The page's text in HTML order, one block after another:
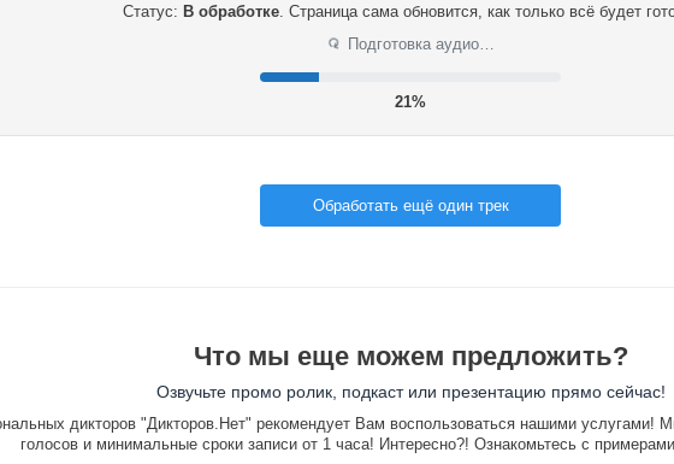
Статус: В обработке. Страница сама обновится, как только всё будет
⟳ Подготовка аудио…
21%
Обработать ещё один трек
Что мы еще можем предложить?
Озвучьте промо ролик, подкаст или презентацию прямо сейчас!
дикторов "Дикторов.Нет" рекомендует Вам воспользоваться нашими услугами!
голосов и минимальные сроки записи от 1 часа! Интересно?! Ознакомьтесь с